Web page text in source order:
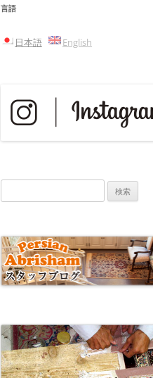
言語
日本語 English
索: